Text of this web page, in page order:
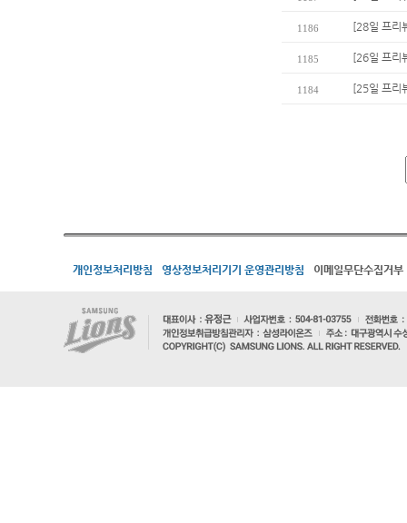
1186 [28일 프리
1185 [26일 프리
1184 [25일 프리
개인정보처리방침 영상정보처리기기 운영관리방침 이메일무단수집거부